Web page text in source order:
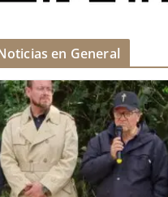
en General